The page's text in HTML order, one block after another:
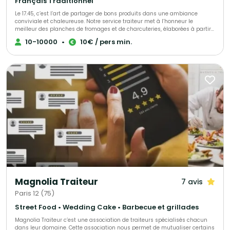
Le 17.45, c’est l’art de partager de bons produits dans une ambiance
conviviale et chaleureuse. Notre service traiteur met à l’honneur le
meilleur des planches de fromages et de charcuteries, élaborées à partir
de produits français, locaux et soigneusement sélectionnés. Nous créons
des moments gourmands sur mesure, pour vos événements
authentique et raffinée — avec une attention particulière portée à la
qualité, au goût et à la convivialité. Nous accompagnons nos clients de A
à Z, de la première idée à la mise en place le jour J. Notre équipe est à
votre écoute pour adapter entièrement votre devis : formats, quantités,
options, service… tout est modulable selon vos envies et vos besoins. Chez
Le 17.45, notre mission est simple : sublimer vos événements avec des
produits de caractère et une ambiance qui rassemble.
10-10000 • 10€ / pers min.
Magnolia Traiteur 7 avis
Paris 12 (75)
Street Food • Wedding Cake • Barbecue et grillades
Magnolia Traiteur c’est une association de traiteurs spécialisés chacun
dans leur domaine. Cette association nous permet de mutualiser certains